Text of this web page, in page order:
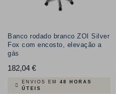
Banco rodado branco ZOI Silver
Fox com encosto, elevação a
gás
182,04 €Preço
ENVIOS EM 48 HORAS
ÚTEIS